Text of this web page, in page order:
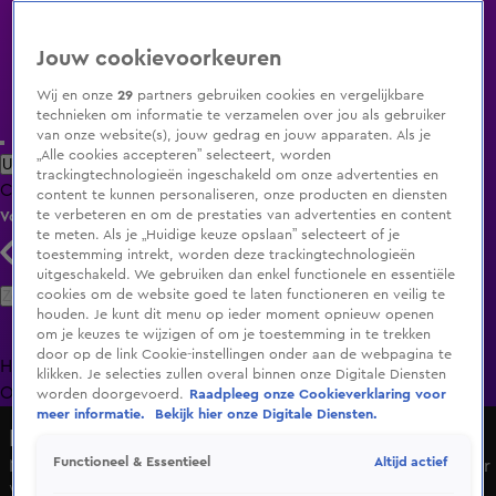
Uitzending Gemist Populaire programma's Zenders Genres
ClipsFilmsRadioSmart TV inlogShop
Volg KIJK
Zoeken
HomeUitzending Gemist Programma's De Bondgenoten
OranjezomerLivestreamsShop
Na deze natte dag wacht Nederland opvallend warm weer
Wo 20 mei, 07:34
Jouw cookievoorkeuren
Wij en onze29 partners gebruiken cookies en vergelijkbare
technieken om informatie te verzamelen over jou als gebruiker
van onze website(s), jouw gedrag en jouw apparaten. Als je
„Alle cookies accepteren” selecteert, worden
trackingtechnologieën ingeschakeld om onze advertenties en
content te kunnen personaliseren, onze producten en diensten
te verbeteren en om de prestaties van advertenties en content
te meten. Als je „Huidige keuze opslaan” selecteert of je
toestemming intrekt, worden deze trackingtechnologieën
uitgeschakeld. We gebruiken dan enkel functionele en essentiële
cookies om de website goed te laten functioneren en veilig te
houden. Je kunt dit menu op ieder moment opnieuw openen
om je keuzes te wijzigen of om je toestemming in te trekken
door op de link Cookie-instellingen onder aan de webpagina te
klikken. Je selecties zullen overal binnen onze Digitale Diensten
worden doorgevoerd.
Raadpleeg onze Cookieverklaring voor
meer informatie.
Bekijk hier onze Digitale Diensten.
Functioneel & Essentieel Altijd actief